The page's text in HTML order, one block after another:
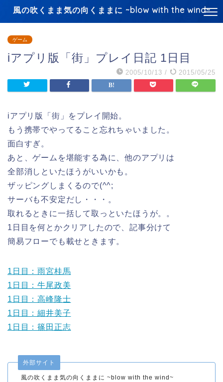
風の吹くまま気の向くままに ~blow with the wind~
ゲーム
iアプリ版「街」プレイ日記 1日目
2005/10/13 / 2015/05/25
iアプリ版「街」をプレイ開始。
もう携帯でやってること忘れちゃいました。
面白すぎ。
あと、ゲームを堪能する為に、他のアプリは
全部消しといたほうがいいかも。
ザッピングしまくるので(^^;
サーバも不安定だし・・・。
取れるときに一括して取っといたほうが。。
1日目を何とかクリアしたので、記事分けて
簡易フローでも載せときます。
1日目：雨宮桂馬
1日目：牛尾政美
1日目：高峰隆士
1日目：細井美子
1日目：篠田正志
風の吹くまま気の向くままに ~blow with the wind~
外部サイト